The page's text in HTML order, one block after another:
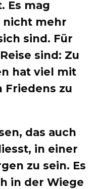
Es mag
nicht mehr
sind. Für
sind: Zu
hat viel mit
Friedens zu
das auch
in einer
zu sein. Es
in der Wiege